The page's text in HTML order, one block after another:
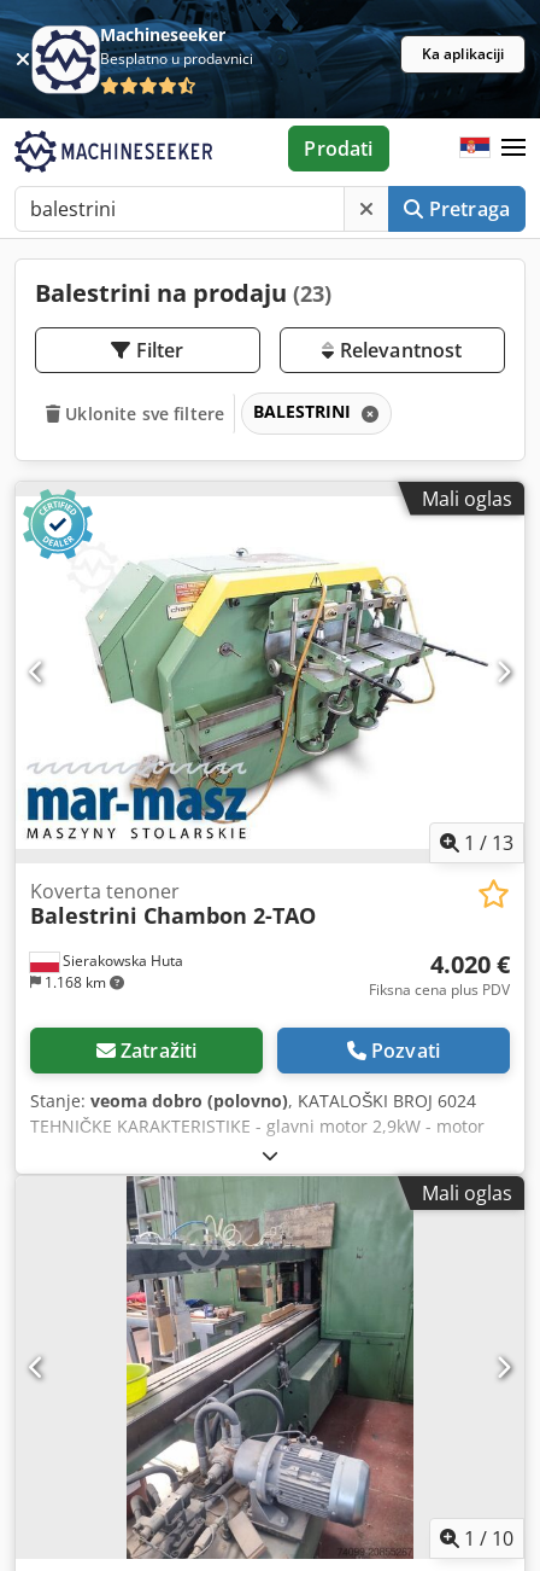
Machineseeker
Besplatno u prodavnici Ka aplikaciji
Pretraga
Prodati
Balestrini na prodaju (23)
Filter Relevantnost
Uklonite sve filtere BALESTRINI
Mali oglas
1 / 13
Sierakowska Huta
1.168 km
Koverta tenoner
Balestrini Chambon 2-TAO
4.020 €
Fiksna cena plus PDV
Zatražiti Pozvati
Stanje: veoma dobro (polovno), KATALOŠKI BROJ 6024
TEHNIČKE KARAKTERISTIKE - glavni motor 2,9kW - motor
vretena 0,75kW - motor za pomeranje kolica 0,75kW -
napajanje 380V - dimenzije d/š/v 1600x1100x1200mm -
težina 891kg Mašina je opremljena sa: – 2 stola dimenzija
300x340mm – pneumatski stezači – stolovi podesivi pod
uglom u dve ravni – na stolovima je moguće izrada
uzdužnih i okruglih čepova – brzina stola i obrtaji vretena
mehanički podesivi – stolovi podesivi po visini (gore/dole) –
podešavanje širine čepa Neto cena: 16.900 PLN Neto cena:
4.020 EUR Neto cena preračunata po kursu 4,2 PLN/EUR
Dcodpfsztaqtex Aanok (u slučaju većih kolebanja kursa
cena može biti promenjena)
Mali oglas
1 / 10